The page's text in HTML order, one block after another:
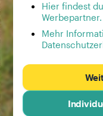
Hier findest
Werbepartner.
Mehr